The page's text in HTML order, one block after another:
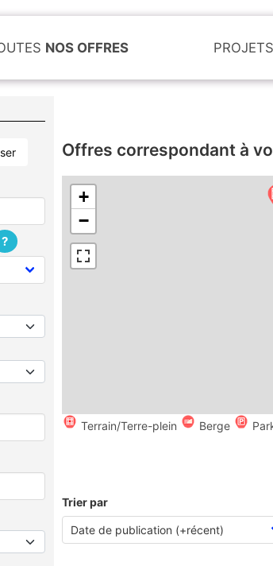
NOS OFFRES PROJETS
?
Offres correspondant à
+
−
Terrain/Terre-plein Berge
Trier par